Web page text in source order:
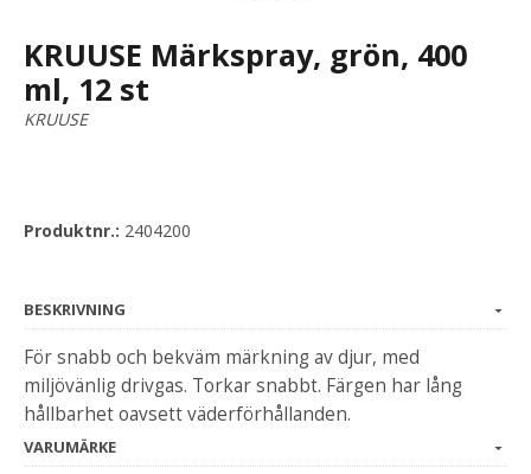
KRUUSE Märkspray, grön, 400
ml, 12 st
KRUUSE
Produktnr.: 2404200
BESKRIVNING
För snabb och bekväm märkning av djur, med
miljövänlig drivgas. Torkar snabbt. Färgen har lång
hållbarhet oavsett väderförhållanden.
VARUMÄRKE